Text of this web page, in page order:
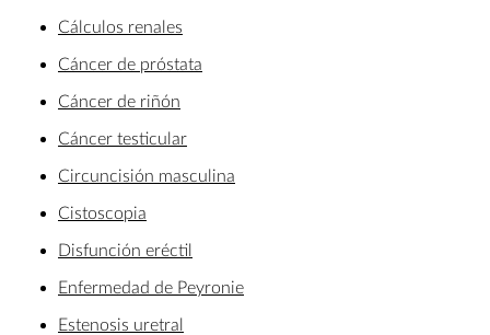
Cálculos renales
Cáncer de próstata
Cáncer de riñón
Cáncer testicular
Circuncisión masculina
Cistoscopia
Disfunción eréctil
Enfermedad de Peyronie
Estenosis uretral